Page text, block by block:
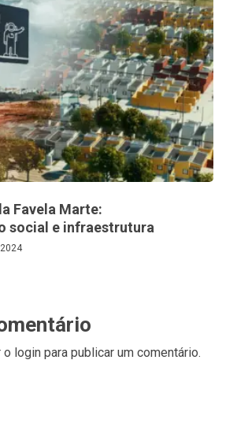
Favela Marte:
social e infraestrutura
o login para publicar um comentário.